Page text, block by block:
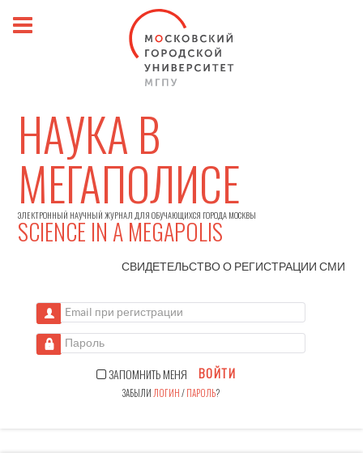
НАУКА В
МЕГАПОЛИСЕ
ЭЛЕКТРОННЫЙ НАУЧНЫЙ ЖУРНАЛ ДЛЯ ОБУЧАЮЩИХСЯ ГОРОДА МОСКВЫ
SCIENCE IN A MEGAPOLIS
СВИДЕТЕЛЬСТВО О РЕГИСТРАЦИИСМИ
Email при регистрации
Пароль
ЗАПОМНИТЬ МЕНЯ ВОЙТИ
ЗАБЫЛИ ЛОГИН/ПАРОЛЬ?